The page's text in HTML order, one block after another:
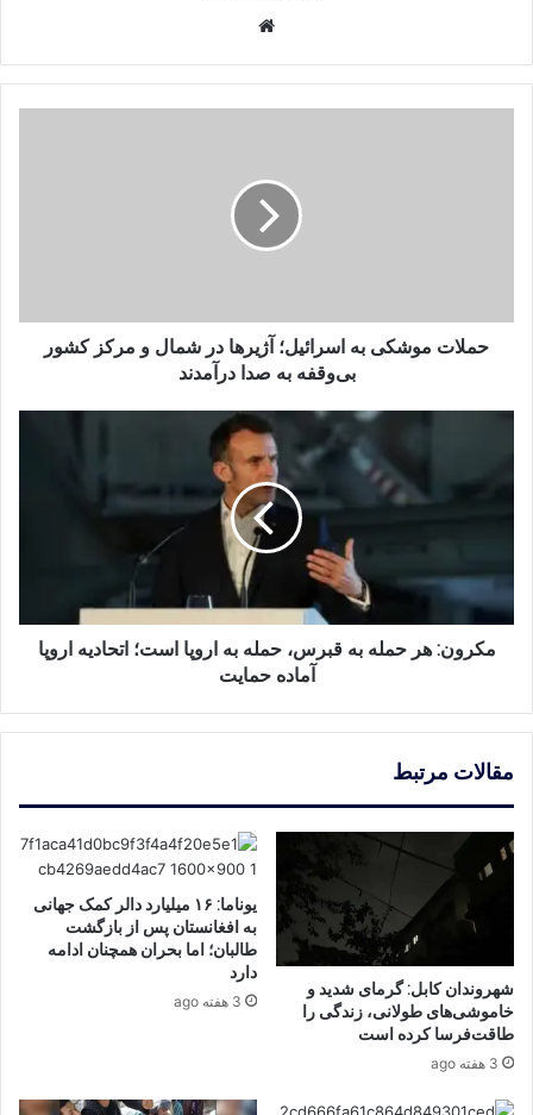
مرکز
کشورحملات موشکی به اسرائیل؛ آژیرها در شمال و مرکز کشور
بی‌وقفه به صدا درآمدند
است؛
اتحادیه
مکرون: هر حمله به قبرس، حمله به اروپا است؛ اتحادیه اروپا
آماده حمایت
مقالات مرتبط
شهروندان کابل: گرمای شدید و
خاموشی‌های طولانی، زندگی را
طاقت‌فرسا کرده است
3 هفته ago
یوناما: ۱۶ میلیارد دالر کمک جهانی
به افغانستان پس از بازگشت
طالبان؛ اما بحران همچنان ادامه
دارد
3 هفته ago